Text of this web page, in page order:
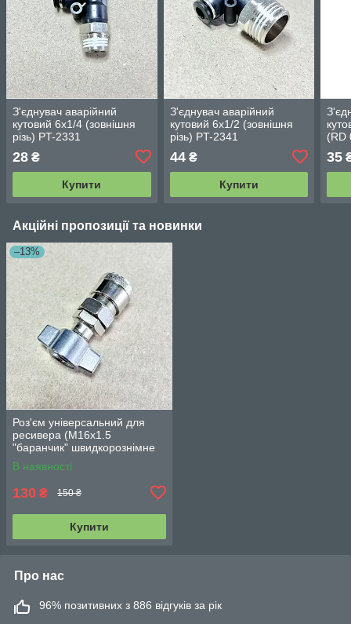
З'єднувач аварійний
кутовий 6х1/4 (зовнішня
різь) PT-2331
28 ₴
Купити
З'єднувач аварійний
кутовий 6х1/2 (зовнішня
різь) PT-2341
44₴
Купити
(RD
35
Акційні пропозиції та новинки
–13%
Роз'єм універсальний для
ресивера (М16х1.5
"баранчик" швидкорознімне
з'єднання під ЄВРО). DTL-
4455
В наявності
130 ₴ 150 ₴
Купити
Про нас
96% позитивних з 886 відгуків за рік